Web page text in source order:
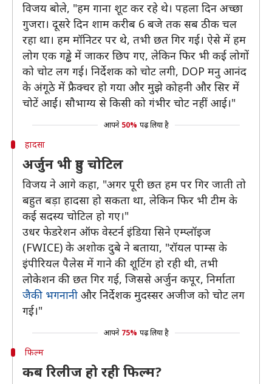
विजय बोले, "हम गाना शूट कर रहे थे। पहला दिन अच्छा
गुजरा। दूसरे दिन शाम करीब 6 बजे तक सब ठीक चल
रहा था। हम मॉनिटर पर थे, तभी छत गिर गई। ऐसे में हम
लोग एक गड्ढे में जाकर छिप गए, लेकिन फिर भी कई लोगों
को चोट लग गई। निर्देशक को चोट लगी, DOP मनु आनंद
के अंगूठे में फ्रैक्चर हो गया और मुझे कोहनी और सिर में
चोटें आईं। सौभाग्य से किसी को गंभीर चोट नहीं आई।"
आपने 50% पढ़ लिया है
हादसा
अर्जुन भी हुए चोटिल
विजय ने आगे कहा, "अगर पूरी छत हम पर गिर जाती तो
बहुत बड़ा हादसा हो सकता था, लेकिन फिर भी टीम के
कई सदस्य चोटिल हो गए।"
उधर फेडरेशन ऑफ वेस्टर्न इंडिया सिने एम्प्लॉइज
(FWICE) के अशोक दुबे ने बताया, "रॉयल पाम्स के
इंपीरियल पैलेस में गाने की शूटिंग हो रही थी, तभी
लोकेशन की छत गिर गई, जिससे अर्जुन कपूर, निर्माता
जैकी भगनानी और निर्देशक मुदस्सर अजीज को चोट लग
गई।"
आपने 75% पढ़ लिया है
फिल्म
कब रिलीज हो रही फिल्म?